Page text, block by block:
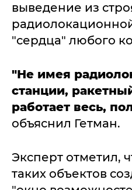
выведение из
"сердца" любого
"Не имея
станции,
работает весь,
объяснил Гетман.
Эксперт отметил,
таких объектов